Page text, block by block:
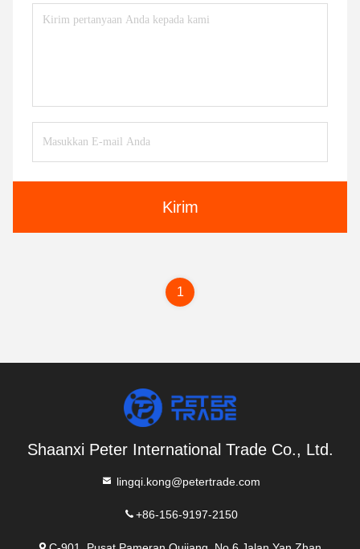
Kirim
1
Shaanxi Peter International Trade Co., Ltd.
lingqi.kong@petertrade.com
+86-156-9197-2150